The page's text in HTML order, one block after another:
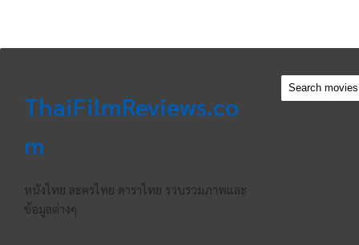
ThaiFilmReviews.co
m
หนังไทย ละครไทย ดาราไทย รวบรวมภาพและ
ข้อมูลต่างๆ